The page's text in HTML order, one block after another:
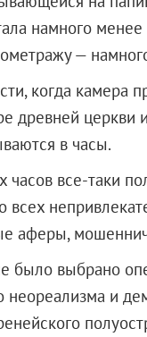
намного
—
когда камера
древней
в часы.
все-таки
аферы,
было выбрано
неореализма и